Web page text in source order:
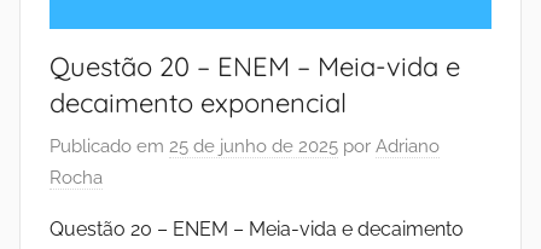
Questão 20 – ENEM – Meia-vida e
decaimento exponencial
Publicado em 25 de junho de 2025 por Adriano
Rocha
Questão 20 – ENEM – Meia-vida e decaimento